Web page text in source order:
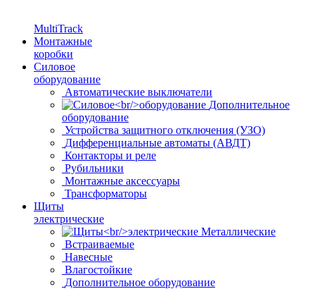
MultiTrack
Монтажные
коробки
Силовое
оборудование
Автоматические выключатели
Дополнительное
оборудование
Устройства защитного отключения (УЗО)
Дифференциальные автоматы (АВДТ)
Контакторы и реле
Рубильники
Монтажные аксессуары
Трансформаторы
Щиты
электрические
Металлические
Встраиваемые
Навесные
Влагостойкие
Дополнительное оборудование